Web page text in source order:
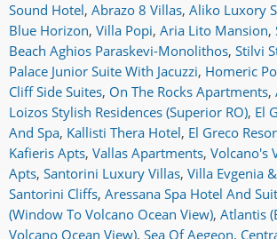
Sound Hotel, Abrazo 8 Villas, Aliko Luxory
Blue Horizon, Villa Popi, Aria Lito Mansion,
Beach Aghios Paraskevi-Monolithos, Stilvi
Palace Junior Suite With Jacuzzi, Homeric
Cliff Side Suites, On The Rocks Apartments,
Loizos Stylish Residences (Superior RO), El
And Spa, Kallisti Thera Hotel, El Greco
Kafieris Apts, Vallas Apartments, Volcano's
Apts, Santorini Luxury Villas, Villa Evgenia
Santorini Cliffs, Aressana Spa Hotel And
(Window To Volcano Ocean View), Atlantis
Volcano Ocean View), Sea Of Aegeon,